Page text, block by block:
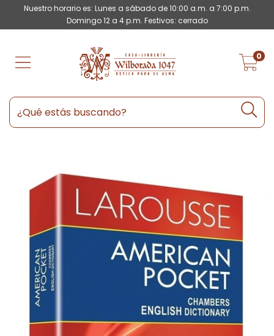
Nuestro horario es: Lunes a sábado de 10:00 a.m. a 7:00 p.m.
Domingo 12 a 4 p.m. Festivos: cerrado
0